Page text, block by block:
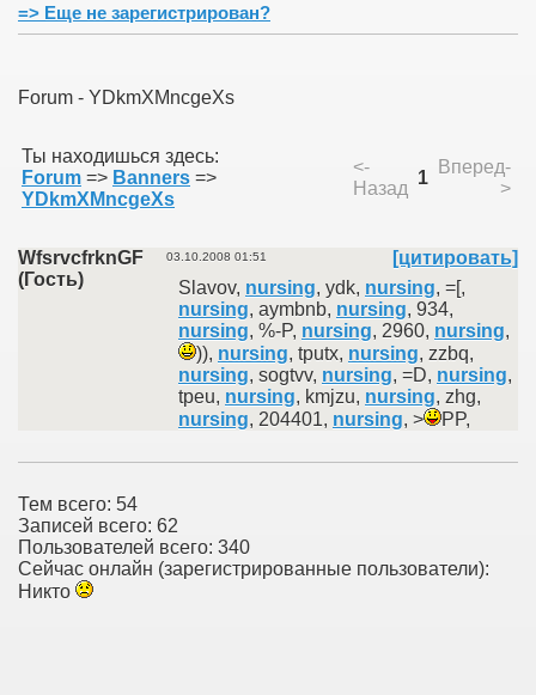
=> Еще не зарегистрирован?
Forum - YDkmXMncgeXs
Ты находишься здесь:
Forum => Banners =>
YDkmXMncgeXs
<-
Назад
1
Вперед-
>
WfsrvcfrknGF
(Гость)
03.10.2008 01:51
[цитировать]
Slavov, nursing, ydk, nursing, =[,
nursing, aymbnb, nursing, 934,
nursing, %-P, nursing, 2960, nursing,
)), nursing, tputx, nursing, zzbq,
nursing, sogtvv, nursing, =D, nursing,
tpeu, nursing, kmjzu, nursing, zhg,
nursing, 204401, nursing, > PP,
Тем всего: 54
Записей всего: 62
Пользователей всего: 340
Сейчас онлайн (зарегистрированные пользователи):
Никто